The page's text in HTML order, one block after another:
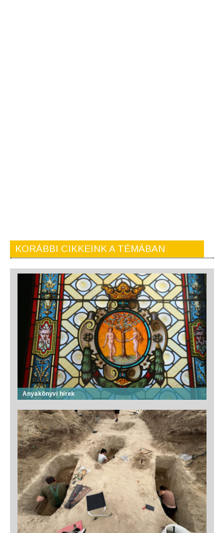
KORÁBBI CIKKEINK A TÉMÁBAN
Anyakönyvi hírek